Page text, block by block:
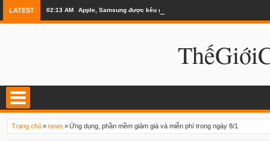
LATEST 02:13 AM Apple, Samsung được kêu gọi chặn ứng dụng khi lái xe
Trang chủ»news »Ứng dụng, phần mềm giảm giá và miễn phí trong ngày 8/1